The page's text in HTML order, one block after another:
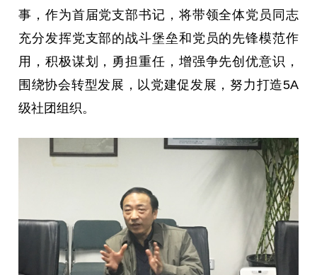
事，作为首届党支部书记，将带领全体党员同志
充分发挥党支部的战斗堡垒和党员的先锋模范作
用，积极谋划，勇担重任，增强争先创优意识，
围绕协会转型发展，以党建促发展，努力打造5A
级社团组织。